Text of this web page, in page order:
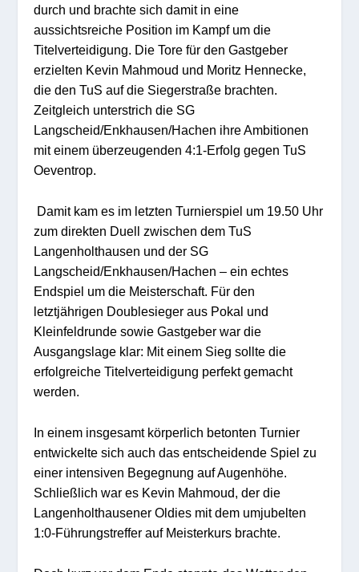
durch und brachte sich damit in eine
aussichtsreiche Position im Kampf um die
Titelverteidigung. Die Tore für den Gastgeber
erzielten Kevin Mahmoud und Moritz Hennecke,
die den TuS auf die Siegerstraße brachten.
Zeitgleich unterstrich die SG
Langscheid/Enkhausen/Hachen ihre Ambitionen
mit einem überzeugenden 4:1-Erfolg gegen TuS
Oeventrop.
Damit kam es im letzten Turnierspiel um 19.50 Uhr
zum direkten Duell zwischen dem TuS
Langenholthausen und der SG
Langscheid/Enkhausen/Hachen – ein echtes
Endspiel um die Meisterschaft. Für den
letztjährigen Doublesieger aus Pokal und
Kleinfeldrunde sowie Gastgeber war die
Ausgangslage klar: Mit einem Sieg sollte die
erfolgreiche Titelverteidigung perfekt gemacht
werden.
In einem insgesamt körperlich betonten Turnier
entwickelte sich auch das entscheidende Spiel zu
einer intensiven Begegnung auf Augenhöhe.
Schließlich war es Kevin Mahmoud, der die
Langenholthausener Oldies mit dem umjubelten
1:0-Führungstreffer auf Meisterkurs brachte.